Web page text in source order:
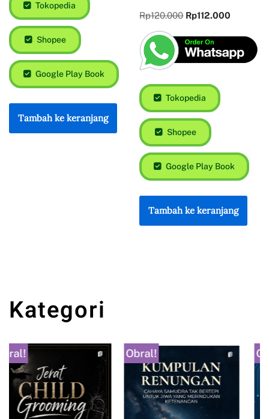
Tokopedia
Shopee
Google Play Book
Tambah ke keranjang
Rp120.000 Rp112.000
Tokopedia
Shopee
Google Play Book
Tambah ke keranjang
Kategori
Obral! Obral!